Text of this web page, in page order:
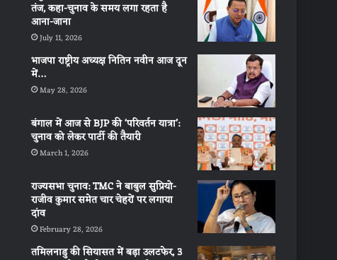
तंज, कहा-चुनाव के समय लगा रहता है
आना-जाना
July 11, 2026
भाजपा राष्ट्रीय अध्यक्ष नितिन नवीन आज दून
में…
May 28, 2026
बंगाल में आज से BJP की ‘परिवर्तन यात्रा’:
चुनाव को लेकर पार्टी की तैयारी
March 1, 2026
राज्यसभा चुनाव: TMC ने बाबुल सुप्रियो-
राजीव कुमार समेत चार चेहरों पर लगाया
दांव
February 28, 2026
तमिलनाडु की सियासत में बड़ा उलटफेर, 3